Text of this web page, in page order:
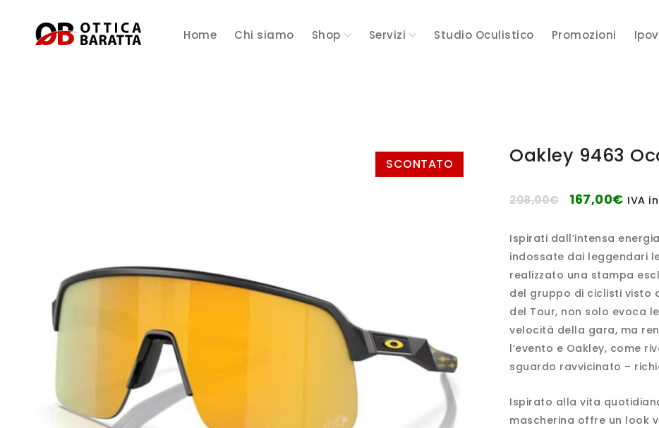
Home Chi siamo Shop Servizi Studio Oculistico Promozioni
SCONTATO Oakley 9463
208,00€ 167,00€ IVA
Ispirati dall’intensa
indossate dai leggendari
realizzato una stampa
del gruppo di ciclisti visto
del Tour, non solo evoca
velocità della gara, ma
l’evento e Oakley, come
sguardo ravvicinato –
Ispirato alla vita
mascherina offre un look